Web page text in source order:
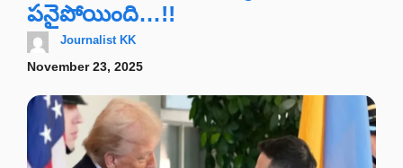
పనైపోయింది…!!
Journalist KK
November 23, 2025